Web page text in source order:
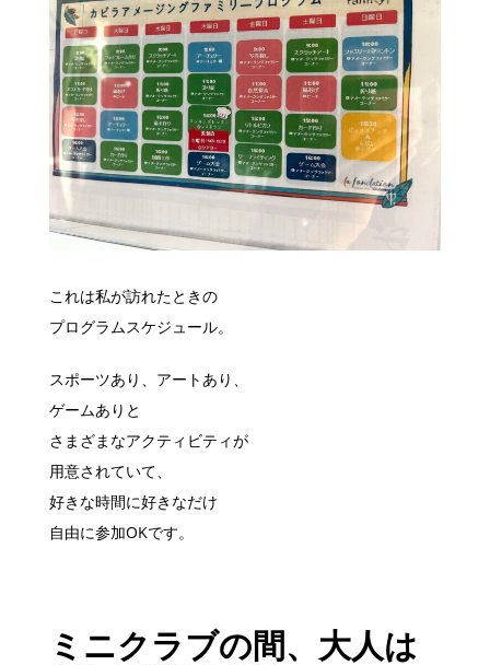
これは私が訪れたときの
プログラムスケジュール。
スポーツあり、アートあり、
ゲームありと
さまざまなアクティビティが
用意されていて、
好きな時間に好きなだけ
自由に参加OKです。
ミニクラブの間、大人は